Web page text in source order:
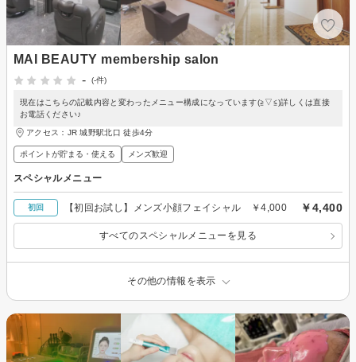
MAI BEAUTY membership salon
-
(-件)
現在はこちらの記載内容と変わったメニュー構成になっています(≧▽≦)詳しくは直接
お電話ください♪
アクセス：JR 城野駅北口 徒歩4分
ポイントが貯まる・使える メンズ歓迎
スペシャルメニュー
初回 【初回お試し】メンズ小顔フェイシャル ￥4,000 ￥4,400
すべてのスペシャルメニューを見る
その他の情報を表示